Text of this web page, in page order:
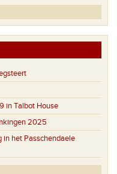
in Talbot House
2025
het Passchendaele